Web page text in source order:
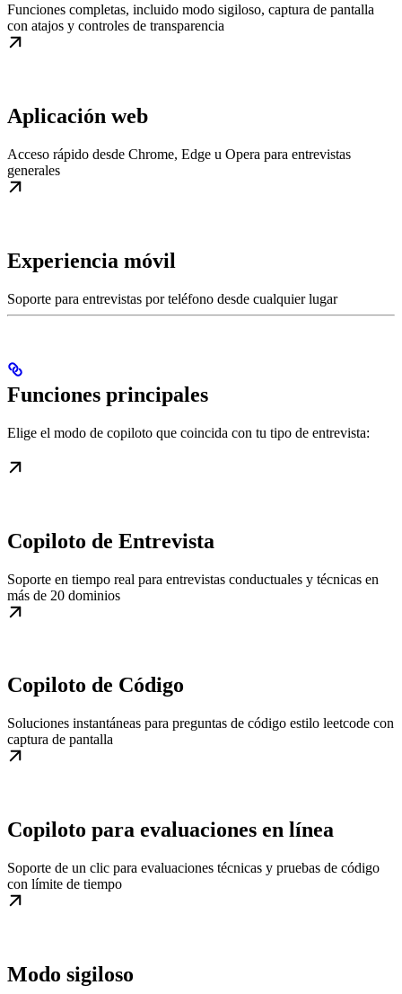
Funciones completas, incluido modo sigiloso, captura de pantalla
con atajos y controles de transparencia
Aplicación web
Acceso rápido desde Chrome, Edge u Opera para entrevistas
generales
Experiencia móvil
Soporte para entrevistas por teléfono desde cualquier lugar
Funciones principales
Elige el modo de copiloto que coincida con tu tipo de entrevista:
Copiloto de Entrevista
Soporte en tiempo real para entrevistas conductuales y técnicas en
más de 20 dominios
Copiloto de Código
Soluciones instantáneas para preguntas de código estilo leetcode con
captura de pantalla
Copiloto para evaluaciones en línea
Soporte de un clic para evaluaciones técnicas y pruebas de código
con límite de tiempo
Modo sigiloso